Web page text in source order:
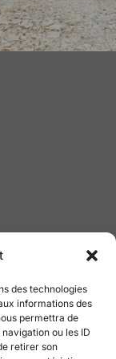
des technologies
informations des
permettra de
ou les ID
retirer son